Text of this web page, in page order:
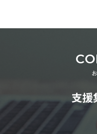
支援